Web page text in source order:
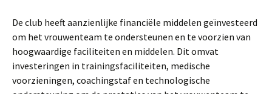
De club heeft aanzienlijke financiële middelen geïnvesteerd
om het vrouwenteam te ondersteunen en te voorzien van
hoogwaardige faciliteiten en middelen. Dit omvat
investeringen in trainingsfaciliteiten, medische
voorzieningen, coachingstaf en technologische